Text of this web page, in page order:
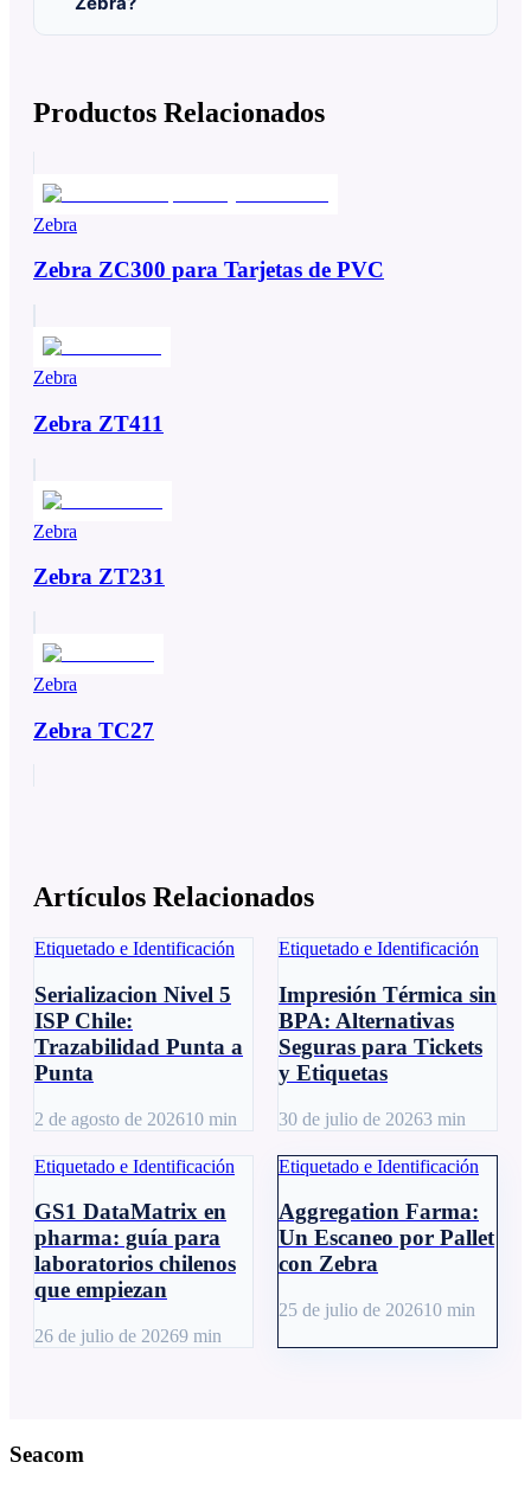
Productos Relacionados
Zebra
Zebra ZC300 para Tarjetas de PVC
Zebra
Zebra ZT411
Zebra
Zebra ZT231
Zebra
Zebra TC27
Artículos Relacionados
Etiquetado e Identificación
Serializacion Nivel 5
ISP Chile:
Trazabilidad Punta a
Punta
2 de agosto de 202610 min
Etiquetado e Identificación
Impresión Térmica sin
BPA: Alternativas
Seguras para Tickets
y Etiquetas
30 de julio de 20263 min
Etiquetado e Identificación
GS1 DataMatrix en
pharma: guía para
laboratorios chilenos
que empiezan
26 de julio de 20269 min
Etiquetado e Identificación
Aggregation Farma:
Un Escaneo por Pallet
con Zebra
25 de julio de 202610 min
Seacom